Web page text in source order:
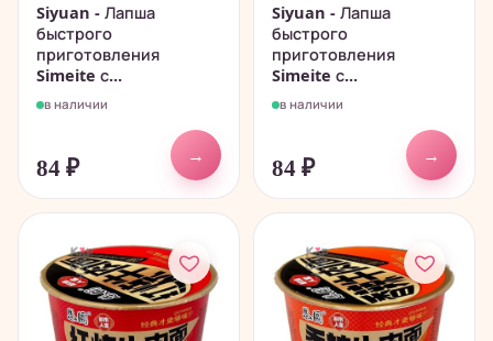
Siyuan - Лапша
быстрого
приготовления
Simeite с...
в наличии
84 ₽
→
Siyuan - Лапша
быстрого
приготовления
Simeite с...
в наличии
84 ₽
→